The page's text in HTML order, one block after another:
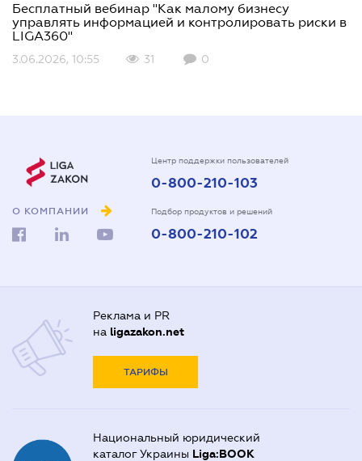
Бесплатный вебинар "Как малому бизнесу
управлять информацией и контролировать риски в
LIGA360"
3.06.2026, 10:55 31 0
О КОМПАНИИ
Центр поддержки пользователей
0-800-210-103
Подбор продуктов и решений
0-800-210-102
Реклама и PR
на ligazakon.net
ТАРИФЫ
Национальный юридический
каталог Украины Liga:BOOK